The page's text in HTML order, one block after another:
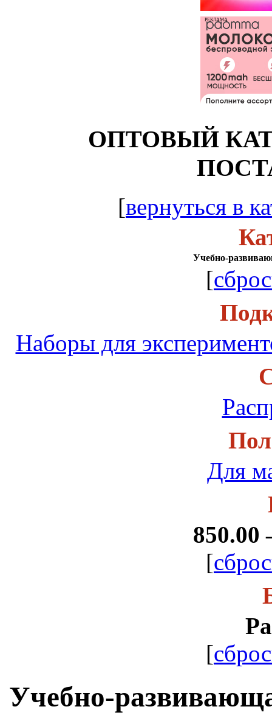
РЕКЛАМА
ОПТОВЫЙ
[вернуться в
Учебно-
[
Наборы для
Для
850.00
[
[
Учебно-